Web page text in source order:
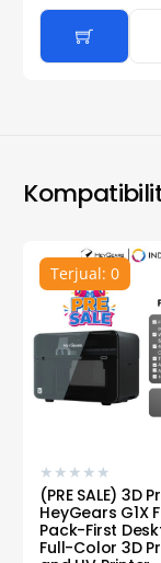
Terjual: 0
★ ★ ★ ★ ★
(PRE SALE) 3D
HeyGears G1X
Pack-First
Full-Color 3D